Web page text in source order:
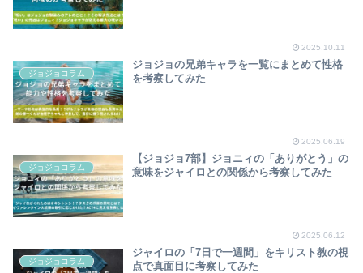
2025.10.11
ジョジョコラム
ジョジョの兄弟キャラを一覧にまとめて性格
を考察してみた
2025.06.19
ジョジョコラム
【ジョジョ7部】ジョニィの「ありがとう」の
意味をジャイロとの関係から考察してみた
2025.06.12
ジョジョコラム
ジャイロの「7日で一週間」をキリスト教の視
点で真面目に考察してみた